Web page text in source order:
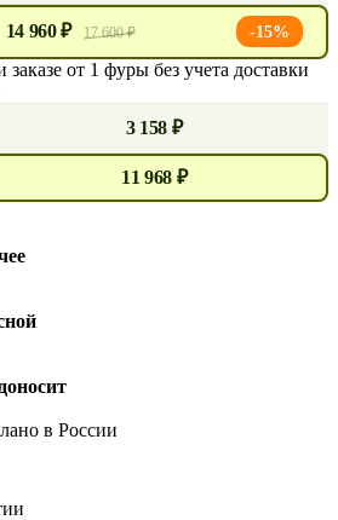
14 960 ₽ 17 600 ₽ -15%
от 1 фуры без учета доставки
3 158 ₽
11 968 ₽
в России